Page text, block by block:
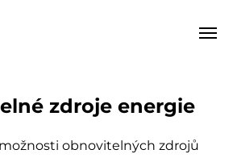
zdroje energie
obnovitelných zdrojů